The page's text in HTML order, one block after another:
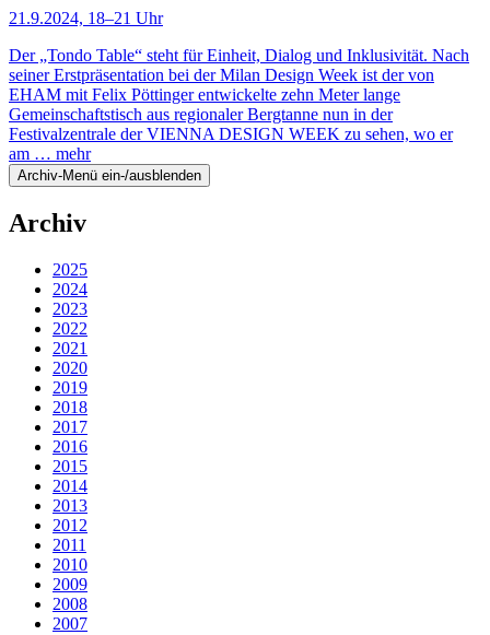
21.9.2024, 18–21 Uhr
Der „Tondo Table“ steht für Einheit, Dialog und Inklusivität. Nach
seiner Erstpräsentation bei der Milan Design Week ist der von
EHAM mit Felix Pöttinger entwickelte zehn Meter lange
Gemeinschaftstisch aus regionaler Bergtanne nun in der
Festivalzentrale der VIENNA DESIGN WEEK zu sehen, wo er
am … mehr
Archiv-Menü ein-/ausblenden
Archiv
2025
2024
2023
2022
2021
2020
2019
2018
2017
2016
2015
2014
2013
2012
2011
2010
2009
2008
2007